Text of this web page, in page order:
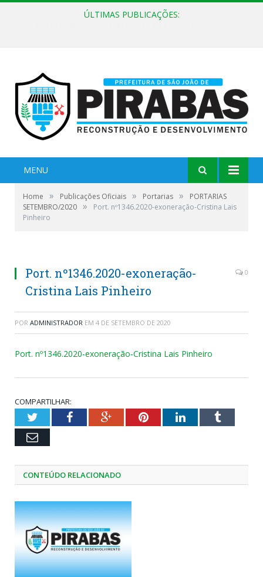
ÚLTIMAS PUBLICAÇÕES:
MENU
Home » Publicações Oficiais » Portarias »
PORTARIAS
SETEMBRO/2020 »
Port. nº1346.2020-exoneração-Cristina Lais
Pinheiro
Port. nº1346.2020-exoneração-
Cristina Lais Pinheiro
0
POR ADMINISTRADOR EM 4 DE SETEMBRO DE 2020
Port. nº1346.2020-exoneração-Cristina Lais Pinheiro
COMPARTILHAR:
TwitterFacebookGoogle+PinterestLinkedInTumblr
Email
CONTEÚDO RELACIONADO